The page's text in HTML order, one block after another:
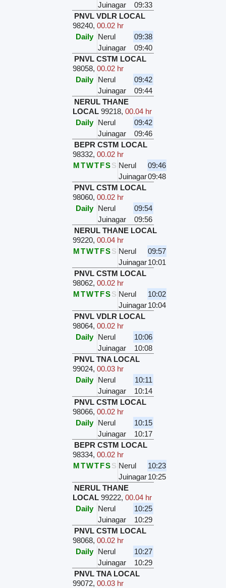
Juinagar
09:33
PNVL VDLR LOCAL
98240,00.02 hr
Daily Nerul
09:38
Juinagar
09:40
PNVL CSTM LOCAL
98058,00.02 hr
Daily Nerul
09:42
Juinagar
09:44
NERUL THANE
LOCAL 99218,00.04 hr
Daily Nerul
09:42
Juinagar
09:46
BEPR CSTM LOCAL
98332,00.02 hr
MTWTFSS Nerul
09:46
Juinagar09:48
PNVL CSTM LOCAL
98060,00.02 hr
Daily Nerul
09:54
Juinagar
09:56
NERUL THANE LOCAL
99220,00.04 hr
MTWTFSS Nerul
09:57
Juinagar10:01
PNVL CSTM LOCAL
98062,00.02 hr
MTWTFSS Nerul
10:02
Juinagar10:04
PNVL VDLR LOCAL
98064,00.02 hr
Daily Nerul
10:06
Juinagar
10:08
PNVL TNA LOCAL
99024,00.03 hr
Daily Nerul
10:11
Juinagar
10:14
PNVL CSTM LOCAL
98066,00.02 hr
Daily Nerul
10:15
Juinagar
10:17
BEPR CSTM LOCAL
98334,00.02 hr
MTWTFSS Nerul
10:23
Juinagar10:25
NERUL THANE
LOCAL 99222,00.04 hr
Daily Nerul
10:25
Juinagar
10:29
PNVL CSTM LOCAL
98068,00.02 hr
Daily Nerul
10:27
Juinagar
10:29
PNVL TNA LOCAL
99072,00.03 hr